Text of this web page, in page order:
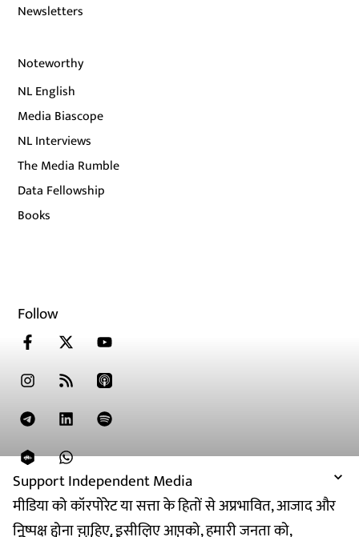
Support Independent Media
मीडिया को कॉरपोरेट या सत्ता के हितों से अप्रभावित, आजाद और
निष्पक्ष होना चाहिए. इसीलिए आपको, हमारी जनता को,
Newsletters
Noteworthy
NL English
Media Biascope
NL Interviews
The Media Rumble
Data Fellowship
Books
Follow